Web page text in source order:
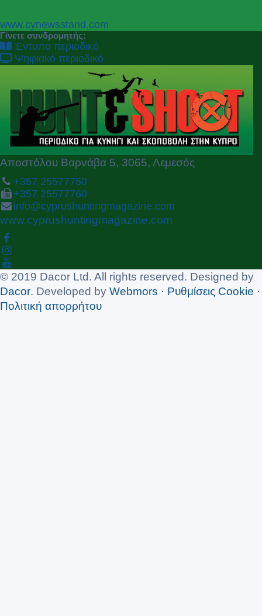
P
r
e
v
N
e
x
t
www.cynewsstand.com
Γίνετε συνδρομητής:
Έντυπο περιοδικό
Ψηφιακό περιοδικό
Αποστόλου Βαρνάβα 5, 3065, Λεμεσός
+357 25577750
+357 25577760
info@cyprushuntingmagazine.com
www.cyprushuntingmagazine.com
© 2019 Dacor Ltd. All rights reserved. Designed by
Dacor. Developed by Webmors · Ρυθμίσεις Cookie ·
Πολιτική απορρήτου